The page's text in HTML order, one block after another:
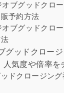
オブグッドクロ
予約方法
オブグッドクロ
グッドクロー
気度や倍率を
ドクロージン